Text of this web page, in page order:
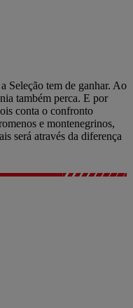
Seleção tem de ganhar. Ao
também perca. E por
conta o confronto
e montenegrinos,
será através da diferença